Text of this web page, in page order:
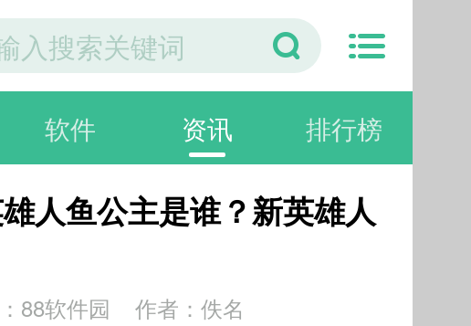
软件 资讯 排行榜
人鱼公主是谁？新英雄人
88软件园 作者：佚名